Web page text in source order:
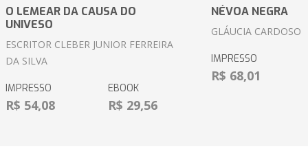
O LEMEAR DA CAUSA DO
UNIVESO
ESCRITOR CLEBER JUNIOR FERREIRA
DA SILVA
IMPRESSO
R$ 54,08
EBOOK
R$ 29,56
NÉVOA NEGRA
GLÁUCIA CARDOSO
IMPRESSO
R$ 68,01